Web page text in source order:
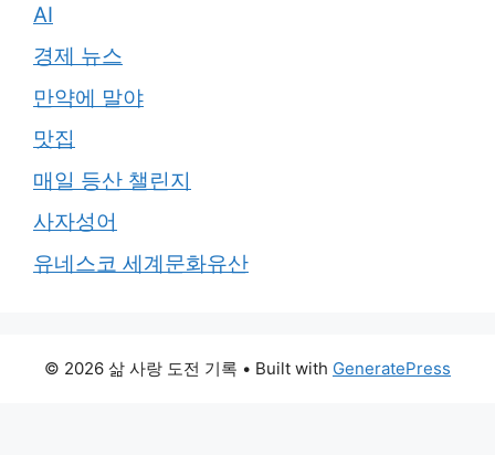
AI
경제 뉴스
만약에 말야
맛집
매일 등산 챌린지
사자성어
유네스코 세계문화유산
© 2026 삶 사랑 도전 기록 • Built with GeneratePress